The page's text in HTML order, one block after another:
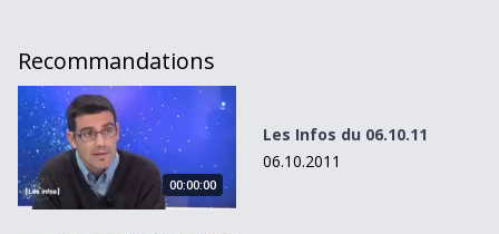
Recommandations
Les Infos du 06.10.11
00:00:00
Les Infos du 06.10.11
06.10.2011